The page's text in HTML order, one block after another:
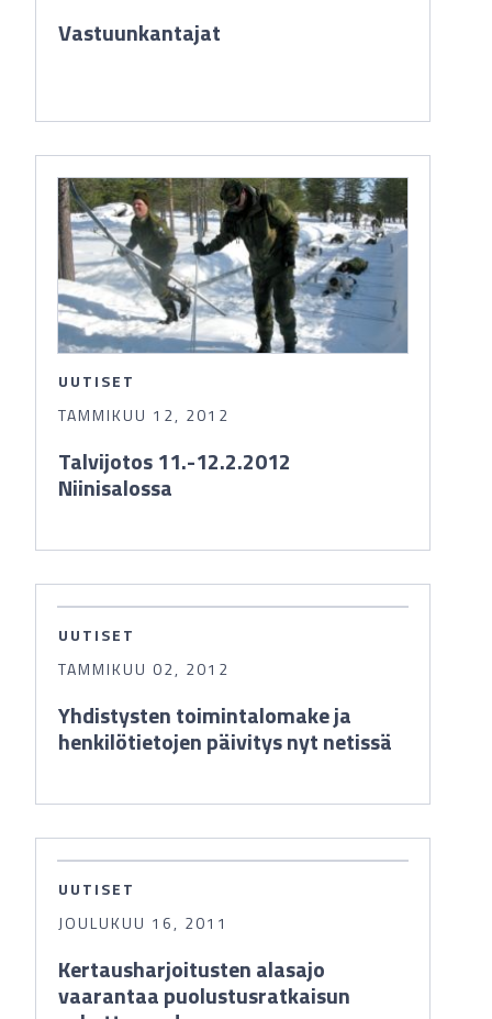
Vastuunkantajat
UUTISET
TAMMIKUU 12, 2012
Talvijotos 11.-12.2.2012
Niinisalossa
UUTISET
TAMMIKUU 02, 2012
Yhdistysten toimintalomake ja
henkilötietojen päivitys nyt netissä
UUTISET
JOULUKUU 16, 2011
Kertausharjoitusten alasajo
vaarantaa puolustusratkaisun